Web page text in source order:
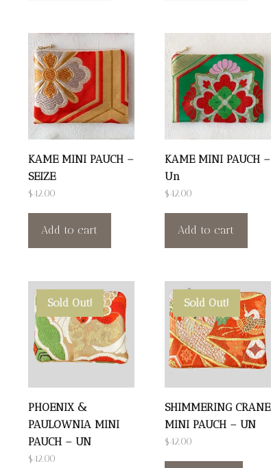
KAME MINI PAUCH –
SEIZE
$42.00
Add to cart
KAME MINI PAUCH –
Un
$42.00
Add to cart
Sold Out!
PHOENIX &
PAULOWNIA MINI
PAUCH – UN
$42.00
Sold Out!
SHIMMERING CRANE
MINI PAUCH – UN
$42.00